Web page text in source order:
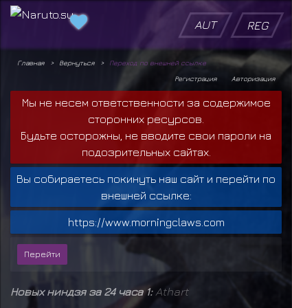
AUT REG
Главная Вернуться
Переход по внешней ссылке
Авторизация
Регистрация
Мы не несем ответственности за содержимое
сторонних ресурсов.
Будьте осторожны, не вводите свои пароли на
подозрительных сайтах.
Вы собираетесь покинуть наш сайт и перейти по
внешней ссылке:
https://www.morningclaws.com
Новых ниндзя за 24 часа 1: Athart